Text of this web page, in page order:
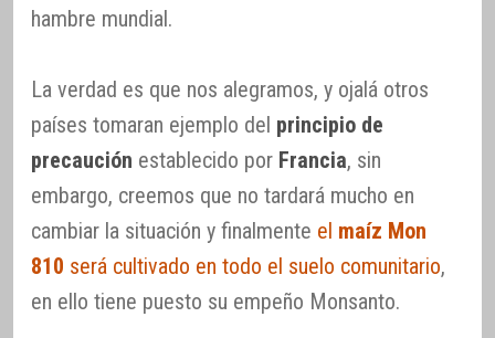
hambre mundial.
La verdad es que nos alegramos, y ojalá otros
países tomaran ejemplo del principio de
precaución establecido por Francia, sin
embargo, creemos que no tardará mucho en
cambiar la situación y finalmente el maíz Mon
810 será cultivado en todo el suelo comunitario,
en ello tiene puesto su empeño Monsanto.